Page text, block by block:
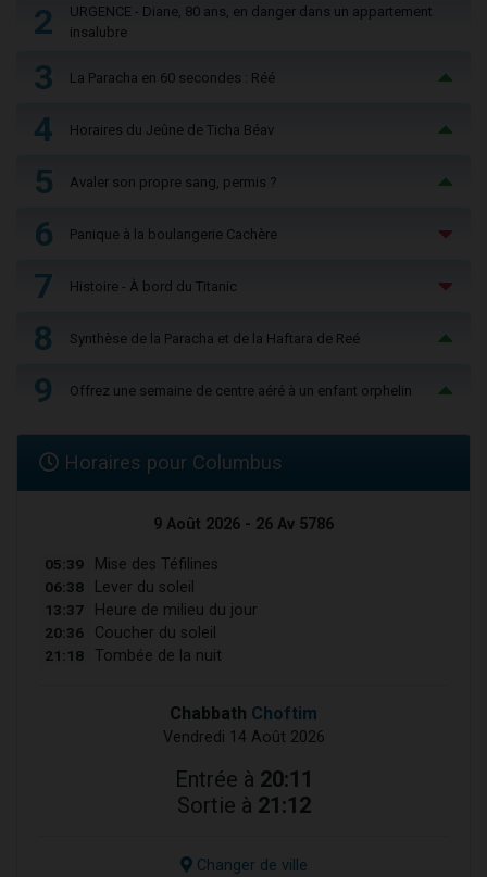
2
URGENCE - Diane, 80 ans, en danger dans un appartement
insalubre
3 La Paracha en 60 secondes : Réé
4 Horaires du Jeûne de Ticha Béav
5 Avaler son propre sang, permis ?
6 Panique à la boulangerie Cachère
7 Histoire - À bord du Titanic
8 Synthèse de la Paracha et de la Haftara de Reé
9 Offrez une semaine de centre aéré à un enfant orphelin
Horaires pour Columbus
9 Août 2026 - 26 Av 5786
05:39 Mise des Téfilines
06:38 Lever du soleil
13:37 Heure de milieu du jour
20:36 Coucher du soleil
21:18 Tombée de la nuit
Chabbath Choftim
Vendredi 14 Août 2026
Entrée à 20:11
Sortie à 21:12
Changer de ville